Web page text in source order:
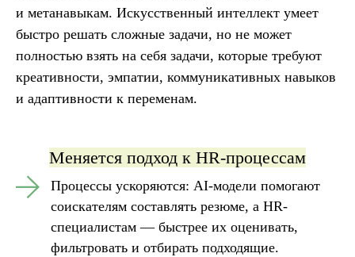
и метанавыкам. Искусственный интеллект умеет
быстро решать сложные задачи, но не может
полностью взять на себя задачи, которые требуют
креативности, эмпатии, коммуникативных навыков
и адаптивности к переменам.
Меняется подход к HR-процессам
Процессы ускоряются: AI-модели помогают
соискателям составлять резюме, а HR-
специалистам — быстрее их оценивать,
фильтровать и отбирать подходящие.